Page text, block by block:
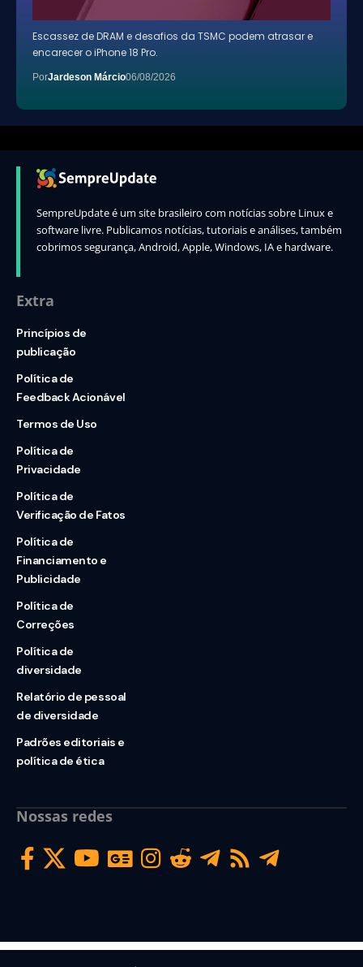
Escassez de DRAM e desafios da TSMC podem atrasar e
encarecer o iPhone 18 Pro.
PorJardeson Márcio06/08/2026
SempreUpdate é um site brasileiro com notícias sobre Linux e
software livre. Publicamos notícias, tutoriais e análises, também
cobrimos segurança, Android, Apple, Windows, IA e hardware.
Extra
Princípios de
publicação
Política de
Feedback Acionável
Termos de Uso
Política de
Privacidade
Política de
Verificação de Fatos
Política de
Financiamento e
Publicidade
Política de
Correções
Política de
diversidade
Relatório de pessoal
de diversidade
Padrões editoriais e
política de ética
Nossas redes